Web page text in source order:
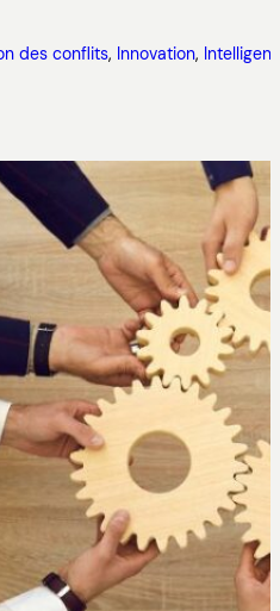
des conflits, Innovation,